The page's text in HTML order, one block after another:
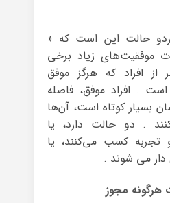
حالت این است که «
موفقیت‌های زیاد برخی
از افراد که هرگز موفق
. افراد موفق، فاصله
بسیار کوتاه است، آن‌ها
. دو حالت دارد، یا
کسب می‌کنند، یا
می شوند .